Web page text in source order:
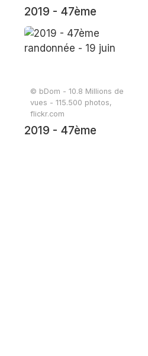
2019 - 47ème
randonnée - 19 juin
© bDom - 10.8 Millions de
vues - 115.500 photos,
flickr.com
2019 - 47ème